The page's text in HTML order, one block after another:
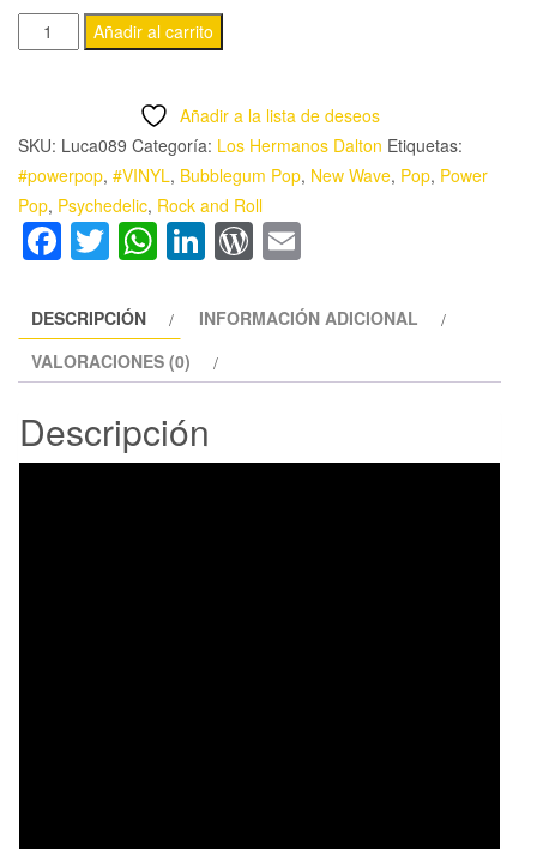
LOS
HERMANOS
'ESPERANDO
UNA
SEÑAL'
LP
☆
cantidad
Añadir al carrito
Añadir a la lista de deseos
SKU: Luca089 Categoría: Los Hermanos Dalton Etiquetas:
#powerpop, #VINYL, Bubblegum Pop, New Wave, Pop, Power
Pop, Psychedelic, Rock and Roll
Facebook
Twitter
WhatsApp
LinkedIn
WordPress
DESCRIPCIÓN
INFORMACIÓN ADICIONAL
VALORACIONES (0)
Descripción